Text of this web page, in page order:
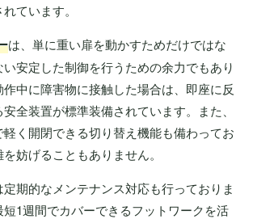
ています。
は、単に重い扉を動かすためだけではな
い安定した制御を行うための余力でもあり
作中に障害物に接触した場合は、即座に反
全装置が標準装備されています。また、
く開閉できる切り替え機能も備わってお
妨げることもありません。
期的なメンテナンス対応も行っておりま
1週間でカバーできるフットワークを活